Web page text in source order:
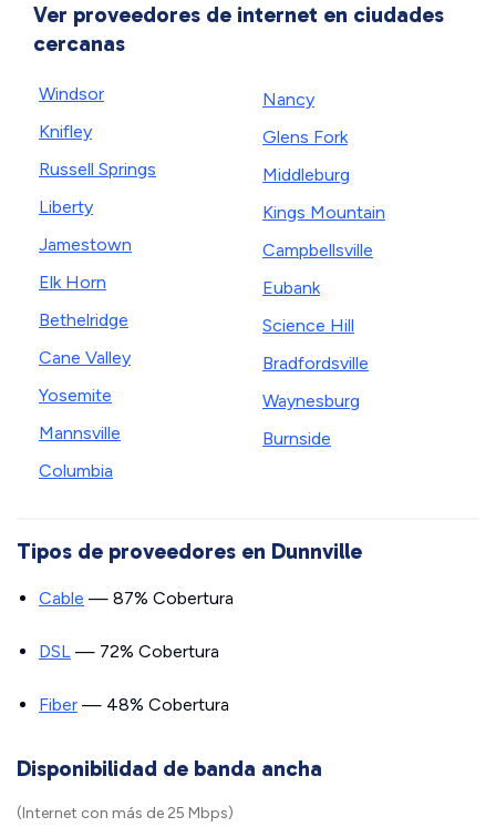
Ver proveedores de internet en ciudades
cercanas
Windsor
Knifley
Russell Springs
Liberty
Jamestown
Elk Horn
Bethelridge
Cane Valley
Yosemite
Mannsville
Columbia
Nancy
Glens Fork
Middleburg
Kings Mountain
Campbellsville
Eubank
Science Hill
Bradfordsville
Waynesburg
Burnside
Tipos de proveedores en Dunnville
Cable — 87% Cobertura
DSL — 72% Cobertura
Fiber — 48% Cobertura
Disponibilidad de banda ancha
(Internet con más de 25 Mbps)